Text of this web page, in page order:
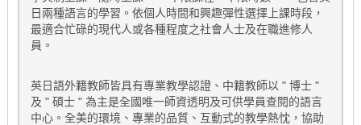
日兩種語言的學習。依個人時間和興趣彈性選擇上課時段，
最適合忙碌的現代人或各種程度之社會人士及在職進修人
員。
英日語外籍教師皆具有專業教學認證、中籍教師以 " 博士 "
及 " 碩士 " 為主是全國唯一師資透明及可供學員查閱的語言
中心。全美的環境、專業的品質、互動式的教學熱忱，協助